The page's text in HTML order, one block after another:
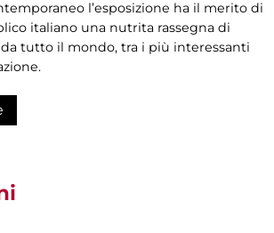
l’esposizione ha il merito di
italiano una nutrita rassegna di
tutto il mondo, tra i più interessanti